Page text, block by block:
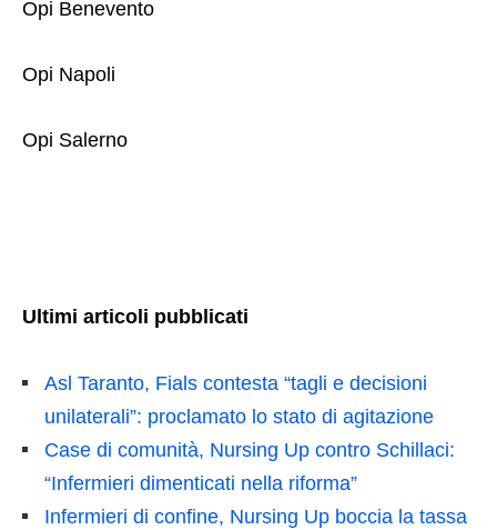
Opi Benevento
Opi Napoli
Opi Salerno
Ultimi articoli pubblicati
Asl Taranto, Fials contesta “tagli e decisioni
unilaterali”: proclamato lo stato di agitazione
Case di comunità, Nursing Up contro Schillaci:
“Infermieri dimenticati nella riforma”
Infermieri di confine, Nursing Up boccia la tassa